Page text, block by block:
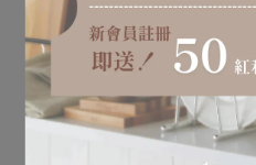
日本 加藤金屬 圓弧點心架
NT$770
加入購物車